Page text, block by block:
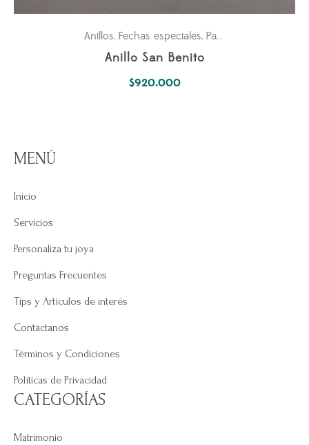
Anillos, Fechas especiales, Para él
Anillo San Benito
$920.000
MENÚ
Inicio
Servicios
Personaliza tu joya
Preguntas Frecuentes
Tips y Artículos de interés
Contáctanos
Términos y Condiciones
Políticas de Privacidad
CATEGORÍAS
Matrimonio